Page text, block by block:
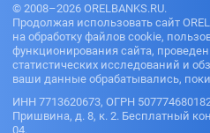
© 2008–2026 ORELBANKS.RU.
Продолжая использовать сайт
на обработку файлов cookie,
функционирования сайта,
статистических исследований и
ваши данные обрабатывались,
ИНН 7713620673, ОГРН
Пришвина, д. 8, к. 2. Бесплатный
04.